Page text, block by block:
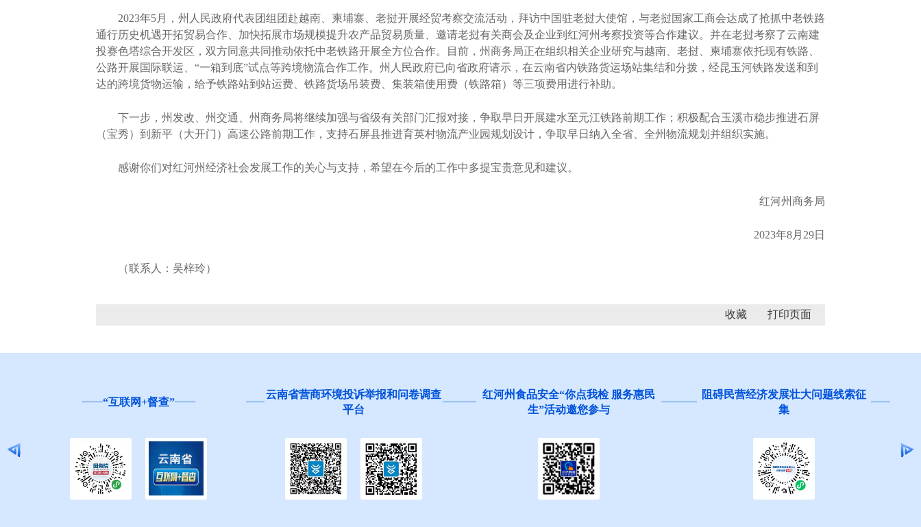
2023年5月，州人民政府代表团组团赴越南、柬埔寨、老挝开展经贸考察交流活动，拜访中国驻老挝大使馆，与老挝国家工商会达成了抢抓中老铁路
通行历史机遇开拓贸易合作、加快拓展市场规模提升农产品贸易质量、邀请老挝有关商会及企业到红河州考察投资等合作建议。并在老挝考察了云南建
投赛色塔综合开发区，双方同意共同推动依托中老铁路开展全方位合作。目前，州商务局正在组织相关企业研究与越南、老挝、柬埔寨依托现有铁路、
公路开展国际联运、“一箱到底”试点等跨境物流合作工作。州人民政府已向省政府请示，在云南省内铁路货运场站集结和分拨，经昆玉河铁路发送和到
达的跨境货物运输，给予铁路站到站运费、铁路货场吊装费、集装箱使用费（铁路箱）等三项费用进行补助。
下一步，州发改、州交通、州商务局将继续加强与省级有关部门汇报对接，争取早日开展建水至元江铁路前期工作；积极配合玉溪市稳步推进石屏
（宝秀）到新平（大开门）高速公路前期工作，支持石屏县推进育英村物流产业园规划设计，争取早日纳入全省、全州物流规划并组织实施。
感谢你们对红河州经济社会发展工作的关心与支持，希望在今后的工作中多提宝贵意见和建议。
红河州商务局
2023年8月29日
（联系人：吴梓玲）
收藏
“互联网+督查”
云南省营商环境投诉举报和问卷调查
平台
红河州食品安全“你点我检 服务惠民
生”活动邀您参与
阻碍民营经济发展壮大问题线索征
集